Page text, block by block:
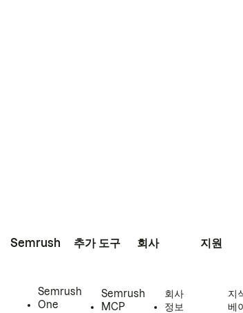
Semrush
Semrush
One
추가 도구
Semrush
MCP
회사
회사
정보
지원
지
베